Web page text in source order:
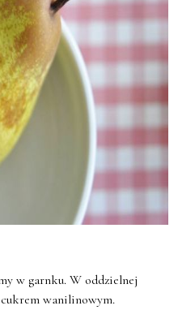
w garnku. W oddzielnej
wanilinowym.